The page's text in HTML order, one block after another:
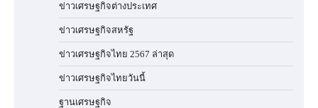
ข่าวเศรษฐกิจต่างประเทศ
ข่าวเศรษฐกิจสหรัฐ
ข่าวเศรษฐกิจไทย 2567 ล่าสุด
ข่าวเศรษฐกิจไทยวันนี้
ฐานเศรษฐกิจ